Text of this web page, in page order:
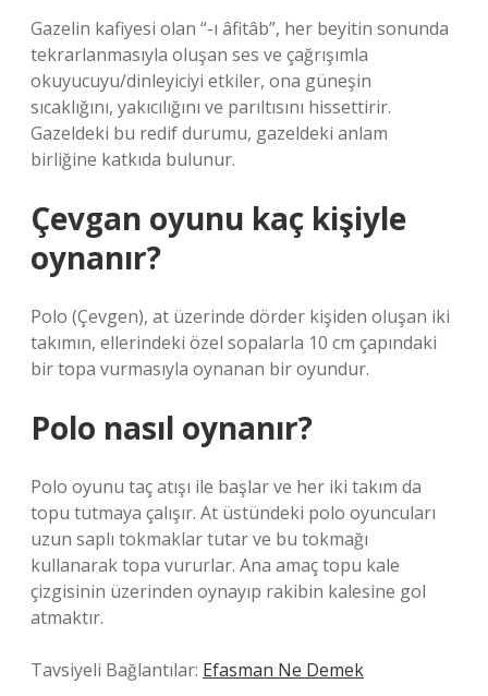
Gazelin kafiyesi olan “-ı âfitâb”, her beyitin sonunda
tekrarlanmasıyla oluşan ses ve çağrışımla
okuyucuyu/dinleyiciyi etkiler, ona güneşin
sıcaklığını, yakıcılığını ve parıltısını hissettirir.
Gazeldeki bu redif durumu, gazeldeki anlam
birliğine katkıda bulunur.
Çevgan oyunu kaç kişiyle
oynanır?
Polo (Çevgen), at üzerinde dörder kişiden oluşan iki
takımın, ellerindeki özel sopalarla 10 cm çapındaki
bir topa vurmasıyla oynanan bir oyundur.
Polo nasıl oynanır?
Polo oyunu taç atışı ile başlar ve her iki takım da
topu tutmaya çalışır. At üstündeki polo oyuncuları
uzun saplı tokmaklar tutar ve bu tokmağı
kullanarak topa vururlar. Ana amaç topu kale
çizgisinin üzerinden oynayıp rakibin kalesine gol
atmaktır.
Tavsiyeli Bağlantılar: Efasman Ne Demek